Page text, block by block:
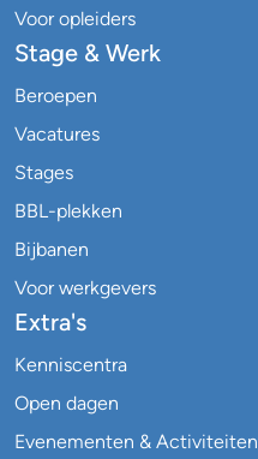
Voor opleiders
Stage & Werk
Beroepen
Vacatures
Stages
BBL-plekken
Bijbanen
Voor werkgevers
Extra's
Kenniscentra
Open dagen
Evenementen & Activiteiten